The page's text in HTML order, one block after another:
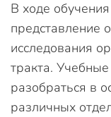
В ходе
представление
исследования
тракта.
разобраться в
различных